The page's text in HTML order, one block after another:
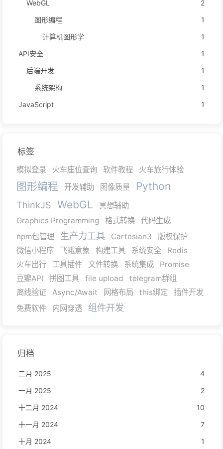
WebGL
2
图形编程
1
计算机图形学
1
API安全
1
后端开发
1
系统架构
1
JavaScript
1
标签
模拟登录 火车座位查询 软件教程 火车旅行体验
图形编程 开发辅助 图像质量 Python
ThinkJS WebGL
冥想辅助
Graphics Programming
格式转换
代码生成
npm包管理
生产力工具 Cartesian3
版权保护
微信小程序
飞蛾意象 构建工具 系统安全
Redis
火车出行
工具插件 文件转换 系统集成
Promise
豆瓣API
拼图工具 file upload
telegram群组
离线验证
Async/Await 网格布局 this绑定
插件开发
免费软件
内网穿透 组件开发
归档
二月 2025
4
一月 2025
2
十二月 2024
10
十一月 2024
7
十月 2024
1